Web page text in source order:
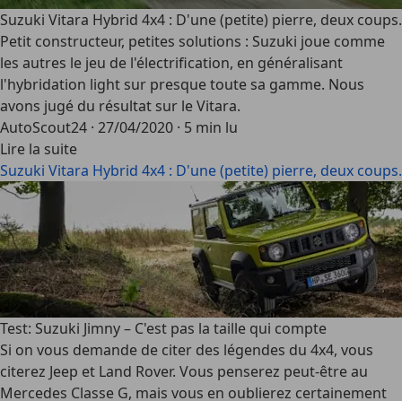
Suzuki Vitara Hybrid 4x4 : D'une (petite) pierre, deux coups.
Petit constructeur, petites solutions : Suzuki joue comme
les autres le jeu de l'électrification, en généralisant
l'hybridation light sur presque toute sa gamme. Nous
avons jugé du résultat sur le Vitara.
AutoScout24 · 27/04/2020 · 5 min lu
Lire la suite
Suzuki Vitara Hybrid 4x4 : D'une (petite) pierre, deux coups.
Test: Suzuki Jimny – C'est pas la taille qui compte
Si on vous demande de citer des légendes du 4x4, vous
citerez Jeep et Land Rover. Vous penserez peut-être au
Mercedes Classe G, mais vous en oublierez certainement